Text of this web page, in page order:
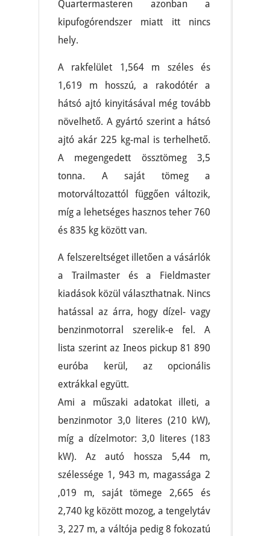
Quartermasteren azonban a
kipufogórendszer miatt itt nincs
hely.
A rakfelület 1,564 m széles és
1,619 m hosszú, a rakodótér a
hátsó ajtó kinyitásával még tovább
növelhető. A gyártó szerint a hátsó
ajtó akár 225 kg-mal is terhelhető.
A megengedett össztömeg 3,5
tonna. A saját tömeg a
motorváltozattól függően változik,
míg a lehetséges hasznos teher 760
és 835 kg között van.
A felszereltséget illetően a vásárlók
a Trailmaster és a Fieldmaster
kiadások közül választhatnak. Nincs
hatással az árra, hogy dízel- vagy
benzinmotorral szerelik-e fel. A
lista szerint az Ineos pickup 81 890
euróba kerül, az opcionális
extrákkal együtt.
Ami a műszaki adatokat illeti, a
benzinmotor 3,0 literes (210 kW),
míg a dízelmotor: 3,0 literes (183
kW). Az autó hossza 5,44 m,
szélessége 1, 943 m, magassága 2
,019 m, saját tömege 2,665 és
2,740 kg között mozog, a tengelytáv
3, 227 m, a váltója pedig 8 fokozatú